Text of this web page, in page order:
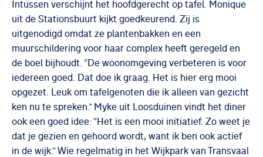
Intussen verschijnt het hoofdgerecht op tafel. Monique
uit de Stationsbuurt kijkt goedkeurend. Zij is
uitgenodigd omdat ze plantenbakken en een
muurschildering voor haar complex heeft geregeld en
de boel bijhoudt. “De woonomgeving verbeteren is voor
iedereen goed. Dat doe ik graag. Het is hier erg mooi
opgezet. Leuk om tafelgenoten die ik alleen van gezicht
ken nu te spreken.” Myke uit Loosduinen vindt het diner
ook een goed idee: “Het is een mooi initiatief. Zo weet je
dat je gezien en gehoord wordt, want ik ben ook actief
in de wijk.” Wie regelmatig in het Wijkpark van Transvaal